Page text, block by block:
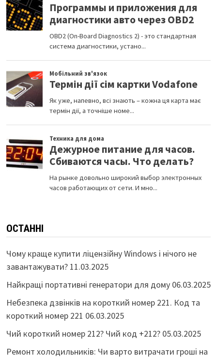
ОСТАННІ
Чому краще купити ліцензійну Windows і нічого не
завантажувати? 11.03.2025
Найкращі портативні генератори для дому 06.03.2025
Небезпека дзвінків на короткий номер 221. Код та
короткий номер 221 06.03.2025
Чий короткий номер 212? Чий код +212? 05.03.2025
Ремонт холодильників: Чи варто витрачати гроші на